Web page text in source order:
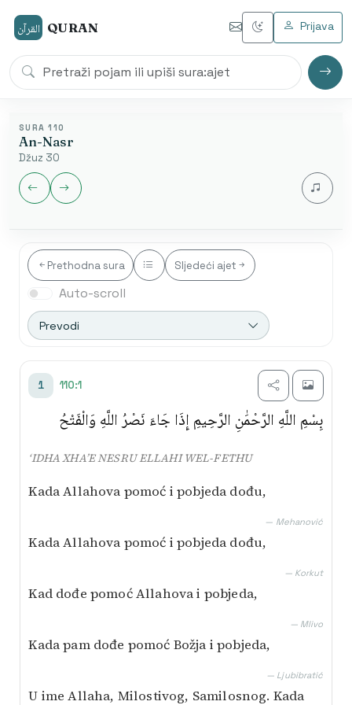
القرآن QURAN Prijava
SURA 110
An-Nasr
Džuz 30
Jezik audia
Početak od ajeta je dostupan samo u arapskom
modu.
Prethodna sura Sljedeći ajet
Auto-scroll
Prevodi
Besim Korkut
Mustafa Mlivo
AI prijevod
1 110:1
بِسْمِ اللَّهِ الرَّحْمَٰنِ الرَّحِيمِ إِذَا جَاءَ نَصْرُ اللَّهِ وَالْفَتْحُ
‘IDHA XHA’E NESRU ELLAHI WEL-FETHU
Kada Allahova pomoć i pobjeda dođu,
— Mehanović
Kada Allahova pomoć i pobjeda dođu,
— Korkut
Kad dođe pomoć Allahova i pobjeda,
— Mlivo
Kada pam dođe pomoć Božja i pobjeda,
— Ljubibratić
U ime Allaha, Milostivog, Samilosnog. Kada